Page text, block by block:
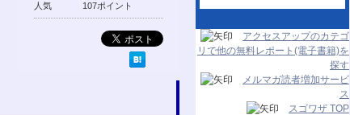
人気 107ポイント
アクセスアップのカテゴ
リで他の無料レポート(電子書籍)を
探す
メルマガ読者増加サービ
ス
スゴワザ TOP